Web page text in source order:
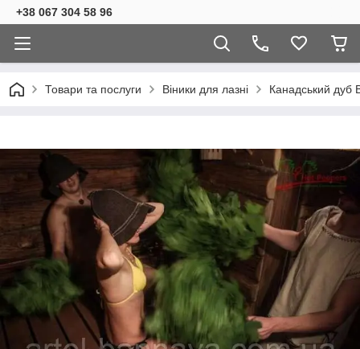
+38 067 304 58 96
Товари та послуги Віники для лазні Канадський дуб